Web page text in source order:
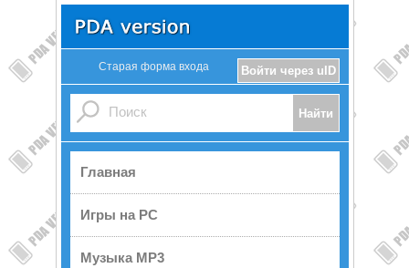
Войти через uID
Старая форма входа
Главная
Игры на PC
Музыка MP3